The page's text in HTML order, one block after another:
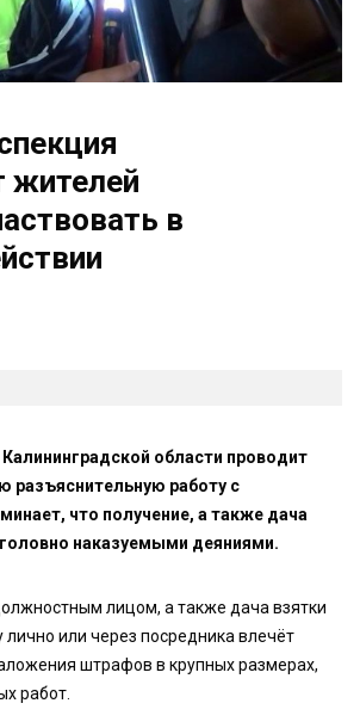
жителей
в
Калининградской области проводит
разъяснительную работу с
что получение, а также дача
наказуемыми деяниями.
лицом, а также дача взятки
или через посредника влечёт
штрафов в крупных размерах,
работ.